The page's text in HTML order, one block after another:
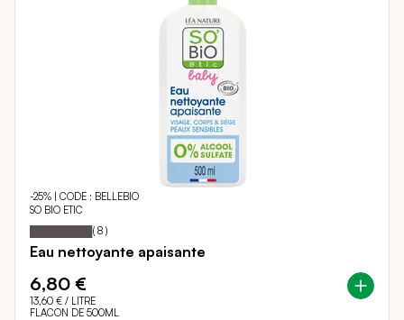
-25% | CODE : BELLEBIO
SO BIO ETIC
Notation: 98
% of
( 8 )
Eau nettoyante apaisante
6,80 €
13,60 € / LITRE
FLACON DE 500ML